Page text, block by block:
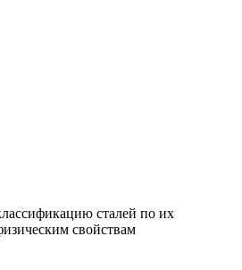
трубы
сталей по их
свойствам